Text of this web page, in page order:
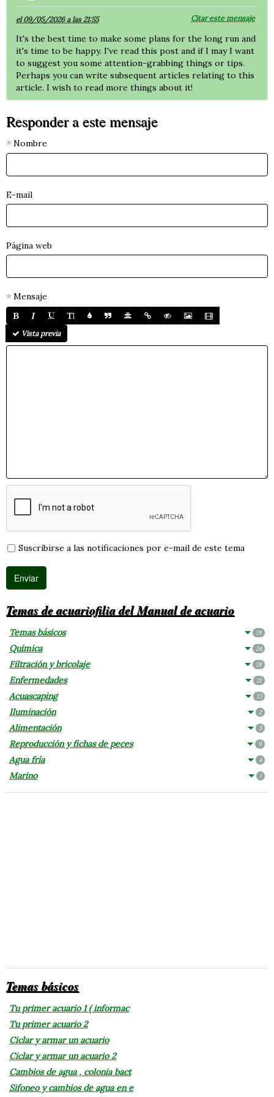
el 09/05/2026 a las 21:55 Citar este mensaje
It's the best time to make some plans for the long run and
it's time to be happy. I've read this post and if I may I want
to suggest you some attention-grabbing things or tips.
Perhaps you can write subsequent articles relating to this
article. I wish to read more things about it!
Responder a este mensaje
Nombre
E-mail
Página web
Mensaje
Vista previa
Suscribirse a las notificaciones por e-mail de este tema
Temas de acuariofilia del Manual de acuario
Temas básicos 18
Química 24
Filtración y bricolaje 18
Enfermedades 21
Acuascaping 15
Iluminación 2
Alimentación 5
Reproducción y fichas de peces 9
Agua fría 4
Marino 1
Temas básicos
Tu primer acuario 1 ( informac
Tu primer acuario 2
Ciclar y armar un acuario
Ciclar y armar un acuario 2
Cambios de agua , colonia bact
Sifoneo y cambios de agua en e